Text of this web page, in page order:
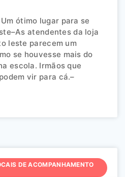
ótimo lugar para se
atendentes da loja
leste parecem um
se houvesse mais do
escola. Irmãos que
vir para cá.–
DE ACOMPANHAMENTO